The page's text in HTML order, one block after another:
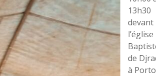
13h30
devant
l’église
de
à